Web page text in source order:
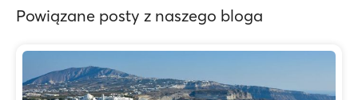
Powiązane posty z naszego bloga